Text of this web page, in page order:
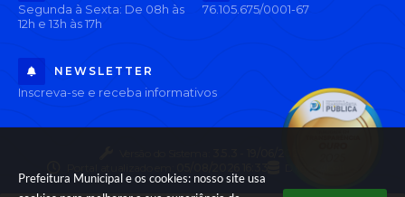
Prefeitura Municipal e os cookies: nosso site usa
Segunda à Sexta: De 08h às
12h e 13h às 17h
76.105.675/0001-67
NEWSLETTER
Inscreva-se e receba informativos